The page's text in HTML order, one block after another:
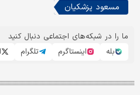
مسعود پزشکیان
ما را در شبکه‌های اجتماعی دنبال کنید
بله
اینستاگرم تلگرام